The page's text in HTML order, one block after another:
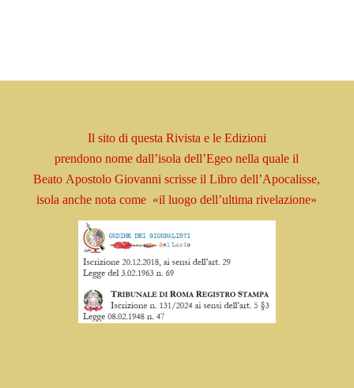
Il sito di questa Rivista e le Edizioni
prendononomedall’isola dell’Egeo nella quale il
Beato ApostoloGiovanni scrisse il Librodell’Apocalisse,
isolaanche nota come «il luogo dell’ultima rivelazione»